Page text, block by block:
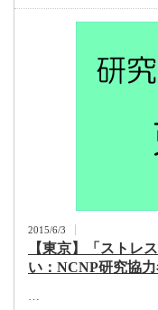
2015/6/3
【東京】「ストレ
い：NCNP研究協
…